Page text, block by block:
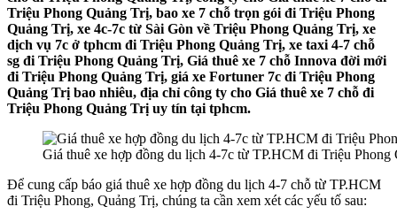
Triệu Phong Quảng Trị, bao xe 7 chỗ trọn gói đi Triệu Phong
Quảng Trị, xe 4c-7c từ Sài Gòn về Triệu Phong Quảng Trị, xe
dịch vụ 7c ở tphcm đi Triệu Phong Quảng Trị, xe taxi 4-7 chỗ
sg đi Triệu Phong Quảng Trị, Giá thuê xe 7 chỗ Innova đời mới
đi Triệu Phong Quảng Trị, giá xe Fortuner 7c đi Triệu Phong
Quảng Trị bao nhiêu, địa chỉ công ty cho Giá thuê xe 7 chỗ đi
Triệu Phong Quảng Trị uy tín tại tphcm.
Giá thuê xe hợp đồng du lịch 4-7c từ TP.HCM đi Triệu Phong
Để cung cấp báo giá thuê xe hợp đồng du lịch 4-7 chỗ từ TP.HCM
đi Triệu Phong, Quảng Trị, chúng ta cần xem xét các yếu tố sau: